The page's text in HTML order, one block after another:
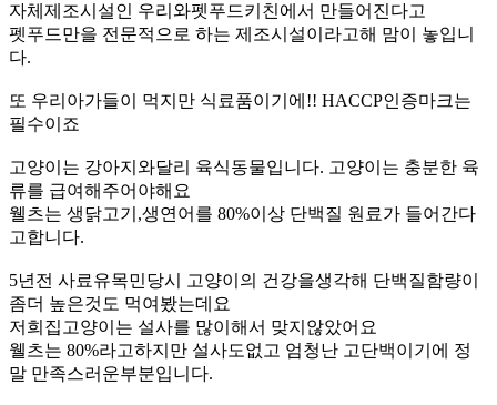
자체제조시설인 우리와펫푸드키친에서 만들어진다고
펫푸드만을 전문적으로 하는 제조시설이라고해 맘이 놓입니
다.
또 우리아가들이 먹지만 식료품이기에!! HACCP인증마크는
필수이죠
고양이는 강아지와달리 육식동물입니다. 고양이는 충분한 육
류를 급여해주어야해요
웰츠는 생닭고기,생연어를 80%이상 단백질 원료가 들어간다
고합니다.
5년전 사료유목민당시 고양이의 건강을생각해 단백질함량이
좀더 높은것도 먹여봤는데요
저희집고양이는 설사를 많이해서 맞지않았어요
웰츠는 80%라고하지만 설사도없고 엄청난 고단백이기에 정
말 만족스러운부분입니다.